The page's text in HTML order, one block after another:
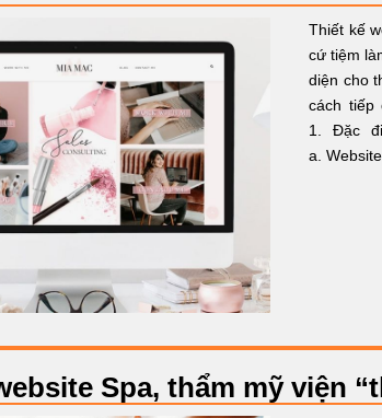
Thiết kế
cứ tiệm
diện cho
cách tiếp
1. Đặc
a.
Spa, thẩm mỹ viện